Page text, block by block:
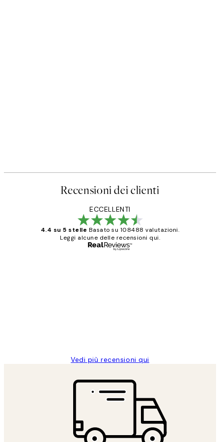
Recensioni dei clienti
ECCELLENTI
4.4 su 5 stelle Basato su 108488 valutazioni.
Leggi alcune delle recensioni qui.
Vedi più recensioni qui